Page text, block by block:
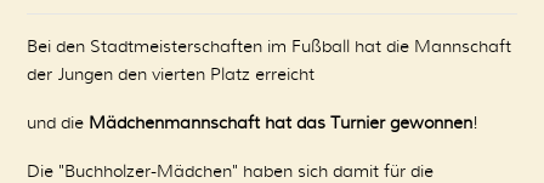
Bei den Stadtmeisterschaften im Fußball hat die Mannschaft
der Jungen den vierten Platz erreicht
und die Mädchenmannschaft hat das Turnier gewonnen!
Die "Buchholzer-Mädchen" haben sich damit für die